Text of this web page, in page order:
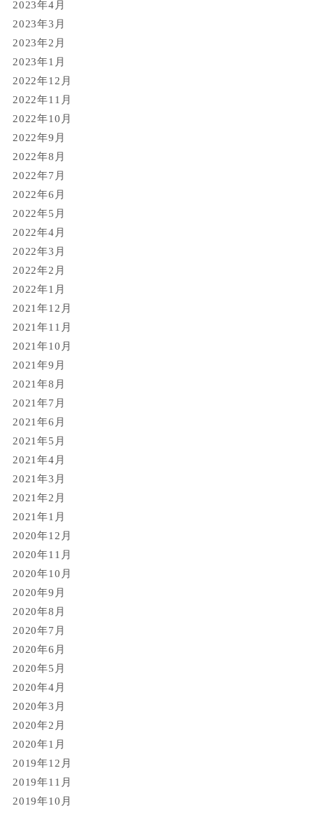
2023年4月
2023年3月
2023年2月
2023年1月
2022年12月
2022年11月
2022年10月
2022年9月
2022年8月
2022年7月
2022年6月
2022年5月
2022年4月
2022年3月
2022年2月
2022年1月
2021年12月
2021年11月
2021年10月
2021年9月
2021年8月
2021年7月
2021年6月
2021年5月
2021年4月
2021年3月
2021年2月
2021年1月
2020年12月
2020年11月
2020年10月
2020年9月
2020年8月
2020年7月
2020年6月
2020年5月
2020年4月
2020年3月
2020年2月
2020年1月
2019年12月
2019年11月
2019年10月